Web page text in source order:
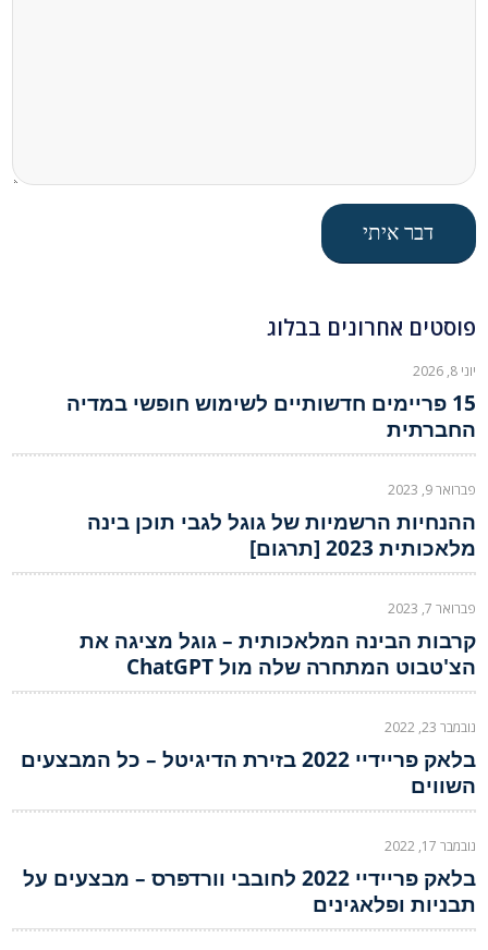
פוסטים אחרונים בבלוג
יוני 8, 2026
15 פריימים חדשותיים לשימוש חופשי במדיה
החברתית
פברואר 9, 2023
ההנחיות הרשמיות של גוגל לגבי תוכן בינה
מלאכותית 2023 [תרגום]
פברואר 7, 2023
קרבות הבינה המלאכותית – גוגל מציגה את
הצ'טבוט המתחרה שלה מול ChatGPT
נובמבר 23, 2022
בלאק פריידיי 2022 בזירת הדיגיטל – כל המבצעים
השווים
נובמבר 17, 2022
בלאק פריידיי 2022 לחובבי וורדפרס – מבצעים על
תבניות ופלאגינים